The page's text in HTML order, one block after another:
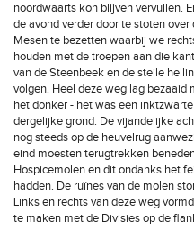
noordwaarts kon blijven vervullen.
de avond verder door te stoten
Mesen te bezetten waarbij we
houden met de troepen aan die
van de Steenbeek en de steile
volgen. Heel deze weg lag
het donker - het was een
dergelijke grond. De vijandelijke
nog steeds op de heuvelrug
eind moesten terugtrekken
Hospicemolen en dit ondanks het
hadden. De ruïnes van de molen
Links en rechts van deze weg
te maken met de Divisies op de